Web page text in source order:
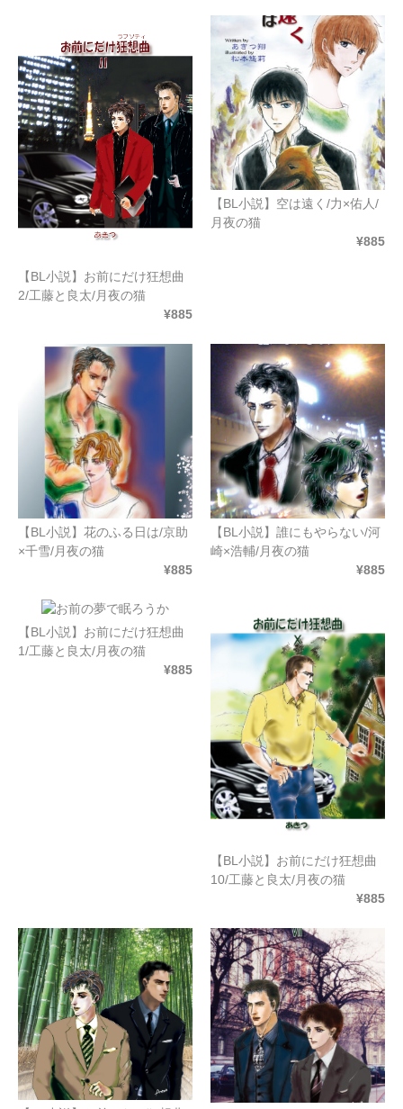
【BL小説】お前にだけ狂想曲
2/工藤と良太/月夜の猫
¥885
【BL小説】空は遠く/力×佑人/
月夜の猫
¥885
【BL小説】花のふる日は/京助
×千雪/月夜の猫
¥885
【BL小説】誰にもやらない/河
崎×浩輔/月夜の猫
¥885
【BL小説】お前にだけ狂想曲
1/工藤と良太/月夜の猫
¥885
【BL小説】お前にだけ狂想曲
10/工藤と良太/月夜の猫
¥885